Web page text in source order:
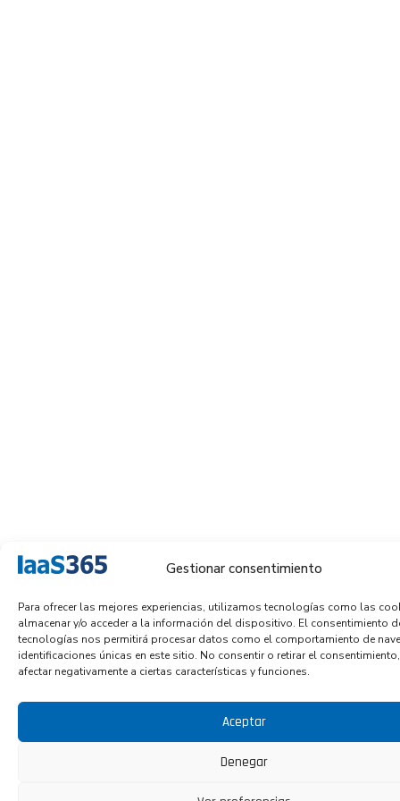
Gestionar consentimiento
Para ofrecer las mejores experiencias, utilizamos tecnologías como las
almacenar y/o acceder a la información del dispositivo. El consentimiento
tecnologías nos permitirá procesar datos como el comportamiento de
identificaciones únicas en este sitio. No consentir o retirar el
afectar negativamente a ciertas características y funciones.
Aceptar
Denegar